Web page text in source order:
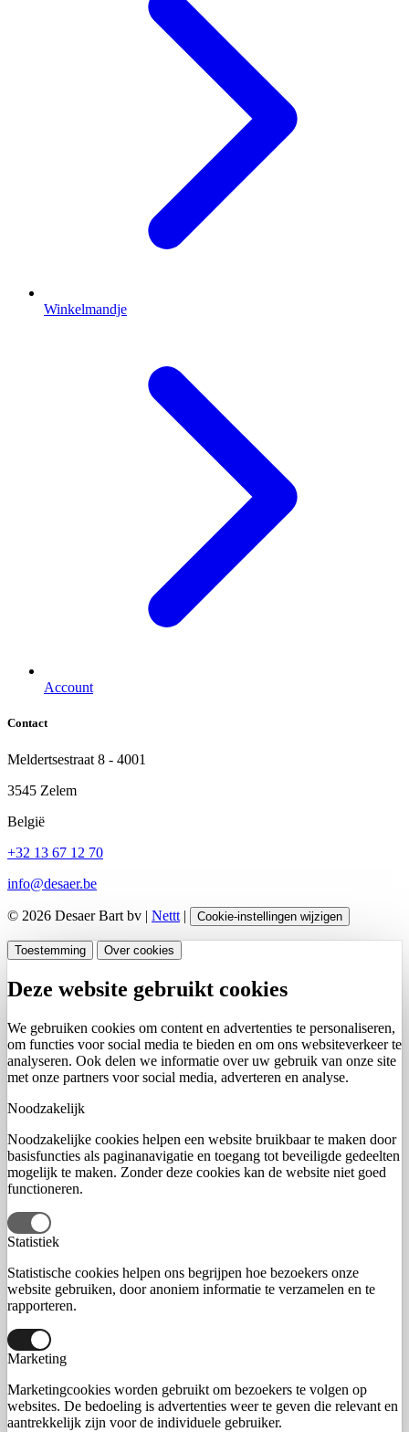
Winkelmandje
Account
Contact
Meldertsestraat 8 - 4001
3545 Zelem
België
+32 13 67 12 70
info@desaer.be
© 2026 Desaer Bart bv | Nettt | Cookie-instellingen wijzigen
Toestemming Over cookies
Deze website gebruikt cookies
We gebruiken cookies om content en advertenties te personaliseren,
om functies voor social media te bieden en om ons websiteverkeer te
analyseren. Ook delen we informatie over uw gebruik van onze site
met onze partners voor social media, adverteren en analyse.
Noodzakelijk
Noodzakelijke cookies helpen een website bruikbaar te maken door
basisfuncties als paginanavigatie en toegang tot beveiligde gedeelten
mogelijk te maken. Zonder deze cookies kan de website niet goed
functioneren.
Statistiek
Statistische cookies helpen ons begrijpen hoe bezoekers onze
website gebruiken, door anoniem informatie te verzamelen en te
rapporteren.
Marketing
Marketingcookies worden gebruikt om bezoekers te volgen op
websites. De bedoeling is advertenties weer te geven die relevant en
aantrekkelijk zijn voor de individuele gebruiker.